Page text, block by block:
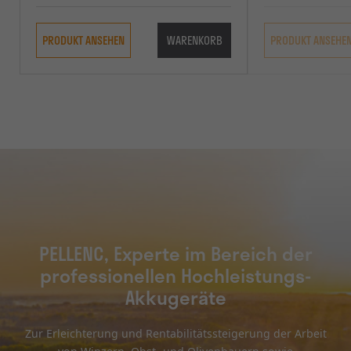
PRODUKT ANSEHEN WARENKORB PRODUKT
PELLENC, Experte im Bereich der
professionellen Hochleistungs-
Akkugeräte
Zur Erleichterung und Rentabilitätssteigerung der Arbeit